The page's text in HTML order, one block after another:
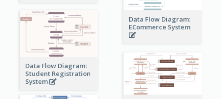
Data Flow Diagram:
ECommerce System
Data Flow Diagram:
Student Registration
System